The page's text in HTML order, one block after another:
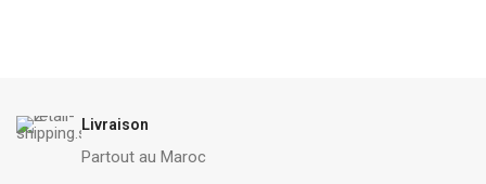
Livraison
Partout au Maroc